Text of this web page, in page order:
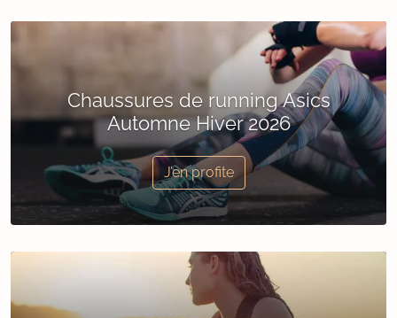
Chaussures de running Asics
Automne Hiver 2026
J’en profite